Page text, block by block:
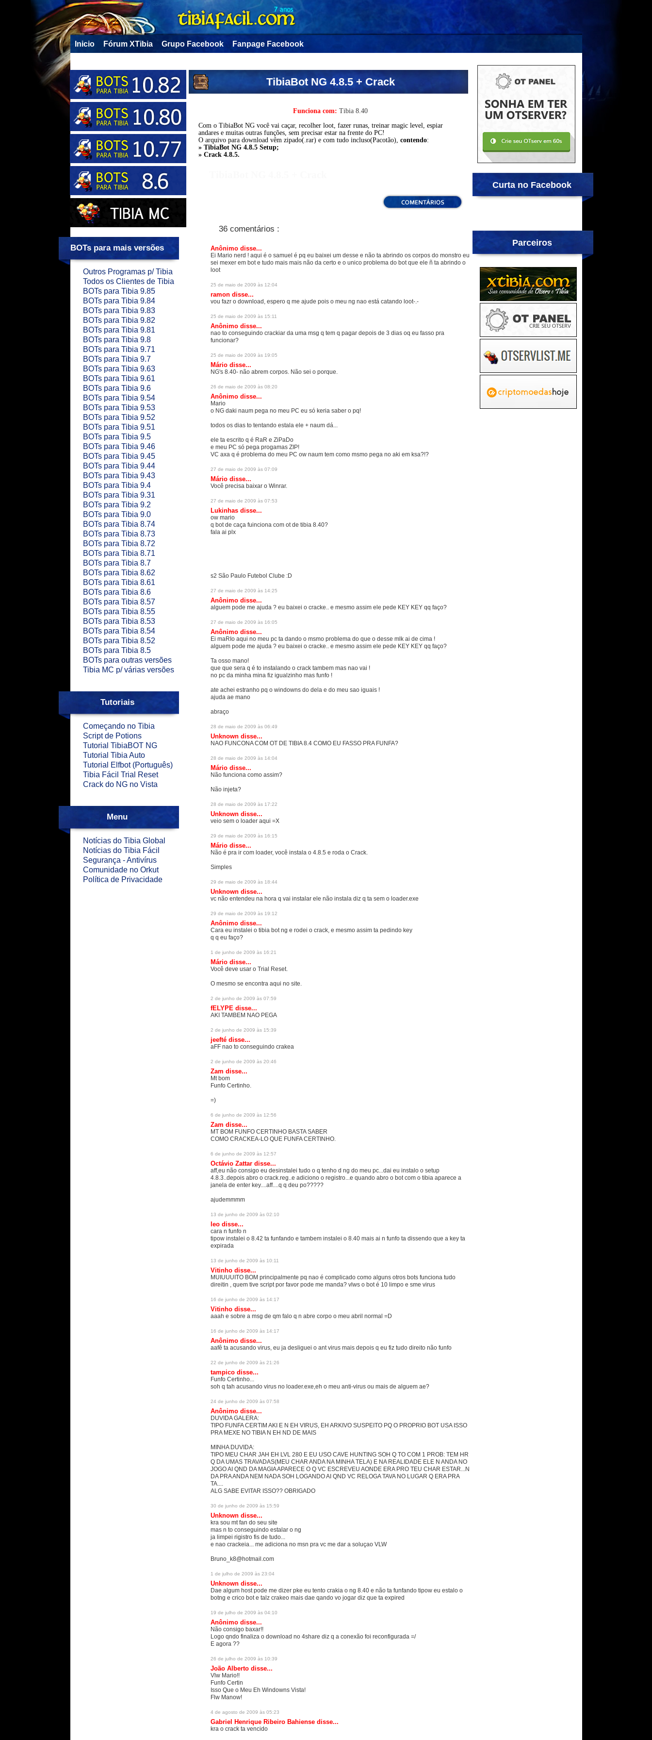
Inicio Fórum XTibia Grupo Facebook Fanpage Facebook
BOTs para mais versões
Outros Programas p/ Tibia
Todos os Clientes de Tibia
BOTs para Tibia 9.85
BOTs para Tibia 9.84
BOTs para Tibia 9.83
BOTs para Tibia 9.82
BOTs para Tibia 9.81
BOTs para Tibia 9.8
BOTs para Tibia 9.71
BOTs para Tibia 9.7
BOTs para Tibia 9.63
BOTs para Tibia 9.61
BOTs para Tibia 9.6
BOTs para Tibia 9.54
BOTs para Tibia 9.53
BOTs para Tibia 9.52
BOTs para Tibia 9.51
BOTs para Tibia 9.5
BOTs para Tibia 9.46
BOTs para Tibia 9.45
BOTs para Tibia 9.44
BOTs para Tibia 9.43
BOTs para Tibia 9.4
BOTs para Tibia 9.31
BOTs para Tibia 9.2
BOTs para Tibia 9.0
BOTs para Tibia 8.74
BOTs para Tibia 8.73
BOTs para Tibia 8.72
BOTs para Tibia 8.71
BOTs para Tibia 8.7
BOTs para Tibia 8.62
BOTs para Tibia 8.61
BOTs para Tibia 8.6
BOTs para Tibia 8.57
BOTs para Tibia 8.55
BOTs para Tibia 8.53
BOTs para Tibia 8.54
BOTs para Tibia 8.52
BOTs para Tibia 8.5
BOTs para outras versões
Tibia MC p/ várias versões
Tutoriais
Começando no Tibia
Script de Potions
Tutorial TibiaBOT NG
Tutorial Tibia Auto
Tutorial Elfbot (Português)
Tibia Fácil Trial Reset
Crack do NG no Vista
Menu
Notícias do Tibia Global
Notícias do Tibia Fácil
Segurança - Antivírus
Comunidade no Orkut
Política de Privacidade
TibiaBot NG 4.8.5 + Crack
Funciona com: Tibia 8.40
Com o TibiaBot NG você vai caçar, recolher loot, fazer runas, treinar magic level, espiar
andares e muitas outras funções, sem precisar estar na frente do PC!
O arquivo para download vêm zipado(.rar) e com tudo incluso(Pacotão), contendo:
» TibiaBot NG 4.8.5 Setup;
» Crack 4.8.5.
36 comentários :
Anônimo disse...
Ei Mario nerd ! aqui é o samuel é pq eu baixei um desse e não ta abrindo os corpos do monstro eu
sei mexer em bot e tudo mais mais não da certo e o unico problema do bot que ele ñ ta abrindo o
loot
25 de maio de 2009 às 12:04
ramon disse...
vou fazr o download, espero q me ajude pois o meu ng nao está catando loot-.-
25 de maio de 2009 às 15:11
Anônimo disse...
nao to conseguindo crackiar da uma msg q tem q pagar depois de 3 dias oq eu fasso pra
funcionar?
25 de maio de 2009 às 19:05
Mário disse...
NG's 8.40- não abrem corpos. Não sei o porque.
26 de maio de 2009 às 08:20
Anônimo disse...
Mario
o NG daki naum pega no meu PC eu só keria saber o pq!
todos os dias to tentando estala ele + naum dá...
ele ta escrito q é RaR e ZiPaDo
e meu PC só pega progamas ZIP!
VC axa q é problema do meu PC ow naum tem como msmo pega no aki em ksa?!?
27 de maio de 2009 às 07:09
Mário disse...
Você precisa baixar o Winrar.
27 de maio de 2009 às 07:53
Lukinhas disse...
ow mario
q bot de caça fuinciona com ot de tibia 8.40?
fala ai plx
s2 São Paulo Futebol Clube :D
27 de maio de 2009 às 14:25
Anônimo disse...
alguem pode me ajuda ? eu baixei o cracke.. e mesmo assim ele pede KEY KEY qq faço?
27 de maio de 2009 às 16:05
Anônimo disse...
Ei maRIo aqui no meu pc ta dando o msmo problema do que o desse mlk ai de cima !
alguem pode me ajuda ? eu baixei o cracke.. e mesmo assim ele pede KEY KEY qq faço?
Ta osso mano!
que que sera q é to instalando o crack tambem mas nao vai !
no pc da minha mina fiz igualzinho mas funfo !
ate achei estranho pq o windowns do dela e do meu sao iguais !
ajuda ae mano
abraço
28 de maio de 2009 às 06:49
Unknown disse...
NAO FUNCONA COM OT DE TIBIA 8.4 COMO EU FASSO PRA FUNFA?
28 de maio de 2009 às 14:04
Mário disse...
Não funciona como assim?
Não injeta?
28 de maio de 2009 às 17:22
Unknown disse...
veio sem o loader aqui =X
29 de maio de 2009 às 16:15
Mário disse...
Não é pra ir com loader, você instala o 4.8.5 e roda o Crack.
Simples
29 de maio de 2009 às 18:44
Unknown disse...
vc não entendeu na hora q vai instalar ele não instala diz q ta sem o loader.exe
29 de maio de 2009 às 19:12
Anônimo disse...
Cara eu instalei o tibia bot ng e rodei o crack, e mesmo assim ta pedindo key
q q eu faço?
1 de junho de 2009 às 16:21
Mário disse...
Você deve usar o Trial Reset.
O mesmo se encontra aqui no site.
2 de junho de 2009 às 07:59
fELYPE disse...
AKI TAMBEM NAO PEGA
2 de junho de 2009 às 15:39
jeefté disse...
aFF nao to conseguindo crakea
2 de junho de 2009 às 20:46
Zam disse...
Mt bom
Funfo Certinho.
=)
6 de junho de 2009 às 12:56
Zam disse...
MT BOM FUNFO CERTINHO BASTA SABER
COMO CRACKEA-LO QUE FUNFA CERTINHO.
6 de junho de 2009 às 12:57
Octávio Zattar disse...
aff,eu não consigo eu desinstalei tudo o q tenho d ng do meu pc...dai eu instalo o setup
4.8.3..depois abro o crack.reg..e adiciono o registro...e quando abro o bot com o tibia aparece a
janela de enter key....aff....q q deu po?????
ajudemmmm
13 de junho de 2009 às 02:10
leo disse...
cara n funfo n
tipow instalei o 8.42 ta funfando e tambem instalei o 8.40 mais ai n funfo ta dissendo que a key ta
expirada
13 de junho de 2009 às 10:11
Vitinho disse...
MUIUUUITO BOM principalmente pq nao é complicado como alguns otros bots funciona tudo
direitin , quem tive script por favor pode me manda? vlws o bot é 10 limpo e sme virus
16 de junho de 2009 às 14:17
Vitinho disse...
aaah e sobre a msg de qm falo q n abre corpo o meu abril normal =D
16 de junho de 2009 às 14:17
Anônimo disse...
aafê ta acusando virus, eu ja desliguei o ant virus mais depois q eu fiz tudo direito não funfo
22 de junho de 2009 às 21:26
tampico disse...
Funfo Certinho...
soh q tah acusando virus no loader.exe,eh o meu anti-virus ou mais de alguem ae?
24 de junho de 2009 às 07:58
Anônimo disse...
DUVIDA GALERA:
TIPO FUNFA CERTIM AKI E N EH VIRUS, EH ARKIVO SUSPEITO PQ O PROPRIO BOT USA ISSO
PRA MEXE NO TIBIA N EH ND DE MAIS
MINHA DUVIDA:
TIPO MEU CHAR JAH EH LVL 280 E EU USO CAVE HUNTING SOH Q TO COM 1 PROB: TEM HR
Q DA UMAS TRAVADAS(MEU CHAR ANDA NA MINHA TELA) E NA REALIDADE ELE N ANDA NO
JOGO AI QND DA MAGIA APARECE O Q VC ESCREVEU AONDE ERA PRO TEU CHAR ESTAR...N
DA PRA ANDA NEM NADA SOH LOGANDO AI QND VC RELOGA TAVA NO LUGAR Q ERA PRA
TA....
ALG SABE EVITAR ISSO?? OBRIGADO
30 de junho de 2009 às 15:59
Unknown disse...
kra sou mt fan do seu site
mas n to conseguindo estalar o ng
ja limpei rigistro fis de tudo...
e nao crackeia... me adiciona no msn pra vc me dar a soluçao VLW
Bruno_k8@hotmail.com
1 de julho de 2009 às 23:04
Unknown disse...
Dae algum host pode me dizer pke eu tento crakia o ng 8.40 e não ta funfando tipow eu estalo o
botng e crico bot e talz crakeo mais dae qando vo jogar diz que ta expired
19 de julho de 2009 às 04:10
Anônimo disse...
Não consigo baxar!!
Logo qndo finaliza o download no 4share diz q a conexão foi reconfigurada =/
E agora ??
26 de julho de 2009 às 10:39
João Alberto disse...
Vlw Mario!!
Funfo Certin
Isso Que o Meu Eh Windowns Vista!
Flw Manow!
4 de agosto de 2009 às 05:23
Gabriel Henrique Ribeiro Bahiense disse...
kra o crack ta vencido
Curta no Facebook
Parceiros